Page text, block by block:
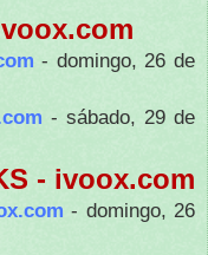
- domingo, 26 de
- sábado, 29 de
- ivoox.com
- domingo, 26